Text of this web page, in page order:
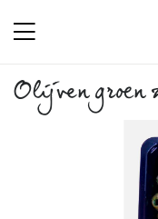
Olijven groen